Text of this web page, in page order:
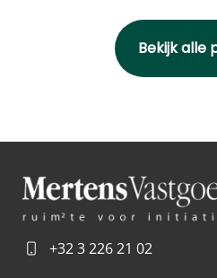
Bekijk alle
+32 3 226 21 02